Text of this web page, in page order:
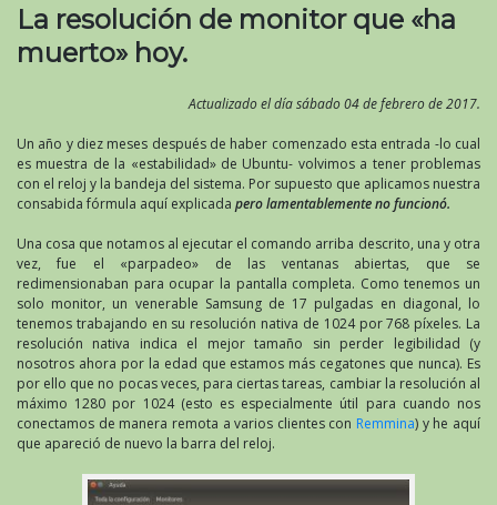
La resolución de monitor que «ha
muerto» hoy.
Actualizado el día sábado 04 de febrero de 2017.
Un año y diez meses después de haber comenzado esta entrada -lo cual
es muestra de la «estabilidad» de Ubuntu- volvimos a tener problemas
con el reloj y la bandeja del sistema. Por supuesto que aplicamos nuestra
consabida fórmula aquí explicada pero lamentablemente no funcionó.
Una cosa que notamos al ejecutar el comando arriba descrito, una y otra
vez, fue el «parpadeo» de las ventanas abiertas, que se
redimensionaban para ocupar la pantalla completa. Como tenemos un
solo monitor, un venerable Samsung de 17 pulgadas en diagonal, lo
tenemos trabajando en su resolución nativa de 1024 por 768 píxeles. La
resolución nativa indica el mejor tamaño sin perder legibilidad (y
nosotros ahora por la edad que estamos más cegatones que nunca). Es
por ello que no pocas veces, para ciertas tareas, cambiar la resolución al
máximo 1280 por 1024 (esto es especialmente útil para cuando nos
conectamos de manera remota a varios clientes con Remmina) y he aquí
que apareció de nuevo la barra del reloj.